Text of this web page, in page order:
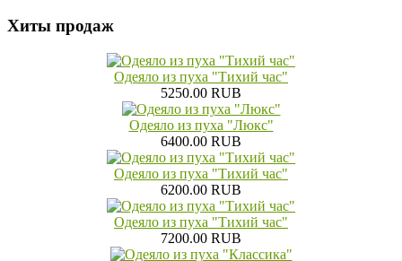
Хиты продаж
Одеяло из пуха "Тихий час"
5250.00 RUB
Одеяло из пуха "Люкс"
6400.00 RUB
Одеяло из пуха "Тихий час"
6200.00 RUB
Одеяло из пуха "Тихий час"
7200.00 RUB